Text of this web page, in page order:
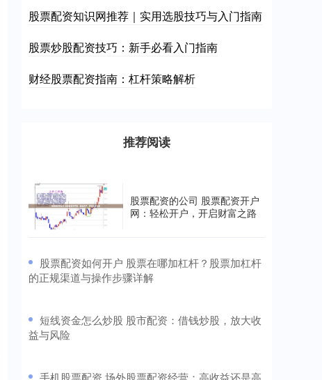
股票配资知识网推荐｜实用选股技巧与入门指南
股票炒股配资技巧：新手必看入门指南
财经股票配资指南：杠杆策略解析
推荐阅读
股票配资的公司 股票配资开户
网：轻松开户，开启财富之路
​股票配资如何开户 股票在哪加杠杆？股票加杠杆
的正规渠道与操作步骤详解
​短线资金怎么炒股 股市配资：借钱炒股，放大收
益与风险
​手机股票配资 场外股票配资经营：高收益还是高